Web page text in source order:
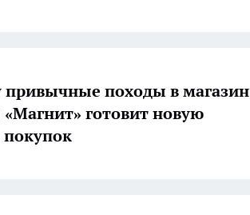
привычные походы в магазин
готовит новую
покупок